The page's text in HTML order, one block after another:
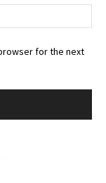
for the next